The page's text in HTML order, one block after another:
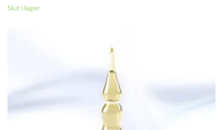
Slut i lager